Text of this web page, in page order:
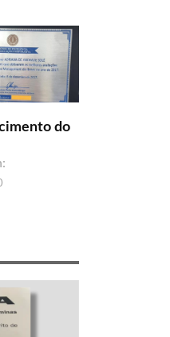
do